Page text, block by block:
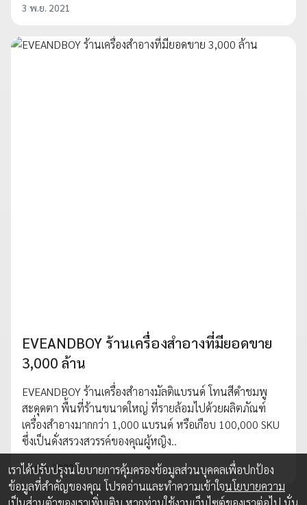
3 พ.ย. 2021
EVEANDBOY ร้านเครื่องสำอางที่มียอดขาย
3,000 ล้าน
EVEANDBOY ร้านเครื่องสำอางมัลติแบรนด์ โทนสีดำชมพู
สะดุดตา พื้นที่ร้านขนาดใหญ่ ที่รายล้อมไปด้วยผลิตภัณฑ์
เครื่องสำอางมากกว่า 1,000 แบรนด์ หรือเกือบ 100,000 SKU
ซึ่งเป็นดั่งสรวงสวรรค์ของคุณผู้หญิง..
12 ก.ย. 2020
เราได้ปรับปรุงนโยบายการคุ้มครองข้อมูลส่วนบุคคลเพื่อปกป้อง
ข้อมูลที่สำคัญของคุณ โปรดอ่านและทำความเข้าใจนโยบายความ